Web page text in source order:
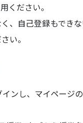
ください。
、自己登録もでき
い。
ンし、マイページの